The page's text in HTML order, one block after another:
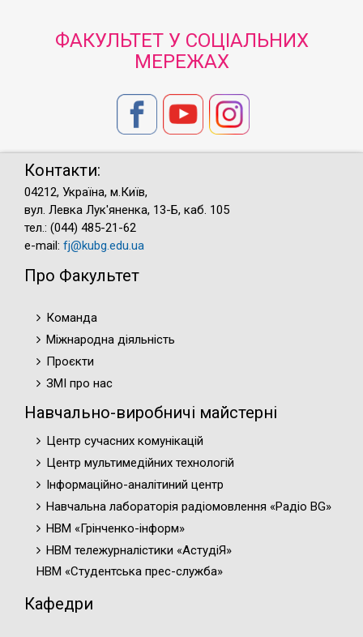
ФАКУЛЬТЕТ У СОЦІАЛЬНИХ
МЕРЕЖАХ
Контакти:
04212, Україна, м.Київ,
вул. Левка Лук'яненка, 13-Б, каб. 105
тел.: (044) 485-21-62
e-mail: fj@kubg.edu.ua
Про Факультет
Команда
Міжнародна діяльність
Проєкти
ЗМІ про нас
Навчально-виробничі майстерні
Центр сучасних комунікацій
Центр мультимедійних технологій
Інформаційно-аналітиний центр
Навчальна лабораторія радіомовлення «Радіо BG»
НВМ «Грінченко-інформ»
НВМ тележурналістики «АстудіЯ»
НВМ «Студентська прес-служба»
Кафедри